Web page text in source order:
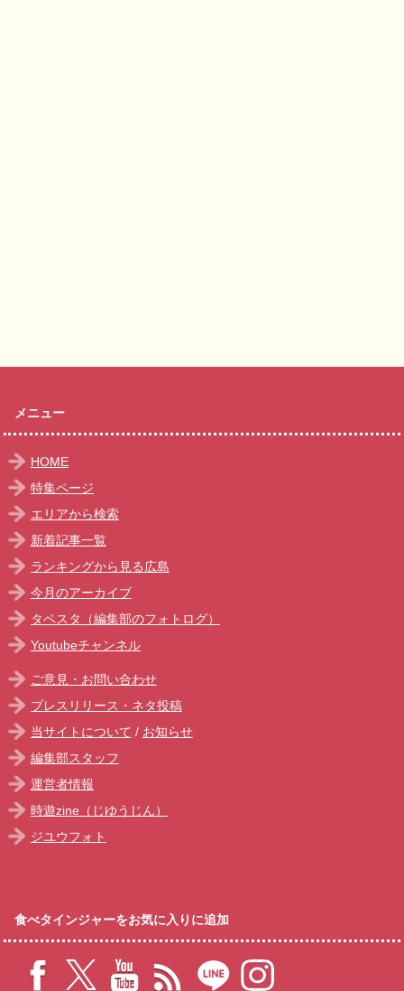
メニュー
HOME
特集ページ
エリアから検索
新着記事一覧
ランキングから見る広島
今月のアーカイブ
タベスタ（編集部のフォトログ）
Youtubeチャンネル
ご意見・お問い合わせ
プレスリリース・ネタ投稿
当サイトについて / お知らせ
編集部スタッフ
運営者情報
時遊zine（じゆうじん）
ジユウフォト
食べタインジャーをお気に入りに追加